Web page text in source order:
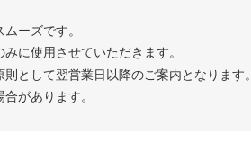
ーズです。
に使用させていただきます。
として翌営業日以降のご案内となります。
があります。